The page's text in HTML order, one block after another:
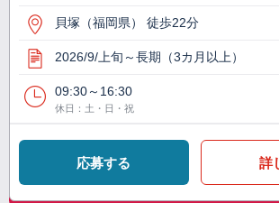
貝塚（福岡県） 徒歩22分
2026/9/上旬～長期（3カ月以上）
09:30～16:30
休日：土・日・祝
応募する 詳